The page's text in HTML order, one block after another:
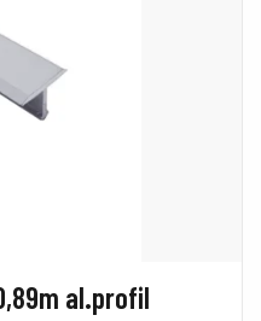
al.profil